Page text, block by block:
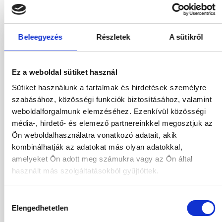
Beleegyezés Részletek A sütikről
Ez a weboldal sütiket használ
Sütiket használunk a tartalmak és hirdetések személyre
szabásához, közösségi funkciók biztosításához, valamint
weboldalforgalmunk elemzéséhez. Ezenkívül közösségi
média-, hirdető- és elemező partnereinkkel megosztjuk az
Ön weboldalhasználatra vonatkozó adatait, akik
kombinálhatják az adatokat más olyan adatokkal,
amelyeket Ön adott meg számukra vagy az Ön által
használt más szolgáltatásokból gyűjtöttek.
kiválasztása
Elengedhetetlen
708 988
06.09.2026- 13.09.2026(7 Éjszaka)
Kétágyas Superior Szoba
All Inclusive
671 688HUF
2Felnőttek,0 Gyermekek Kiválasztás
06.09.2026- 15.09.2026 (9 Éjszaka)
BudapestJáratinformációk
Kétágyas Superior Szoba
All Inclusive
2Felnőttek,0 Gyermekek